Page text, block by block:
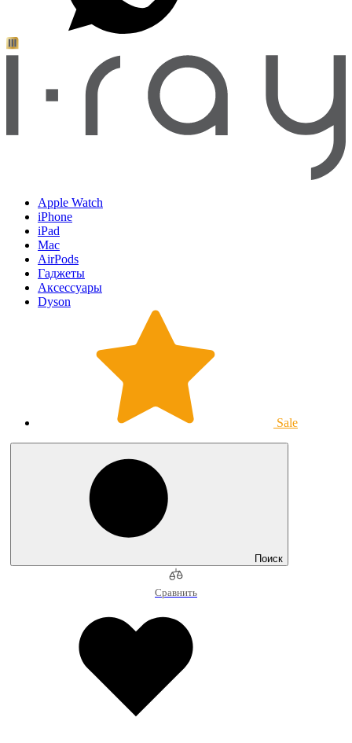
Apple Watch
iPhone
iPad
Mac
AirPods
Гаджеты
Аксессуары
Dyson
Sale
Поиск
Сравнить